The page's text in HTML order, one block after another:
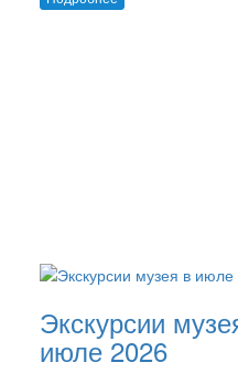
Экскурсии
июле 2026